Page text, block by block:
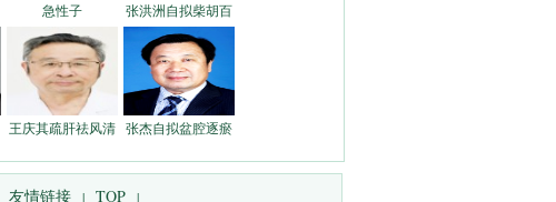
急性子 张洪洲自拟柴胡百
王庆其疏肝祛风清 张杰自拟盆腔逐瘀
友情链接 | TOP |